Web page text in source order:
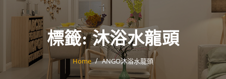
標籤:沐浴水龍頭
Home ANGO沐浴水龍頭